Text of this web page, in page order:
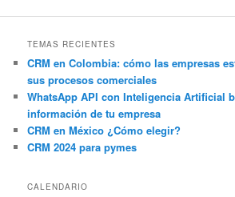
TEMAS RECIENTES
CRM en Colombia: cómo las empresas
sus procesos comerciales
WhatsApp API con Inteligencia Artificial
información de tu empresa
CRM en México ¿Cómo elegir?
CRM 2024 para pymes
CALENDARIO